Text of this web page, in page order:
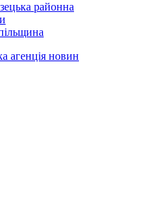
районна
агенція новин